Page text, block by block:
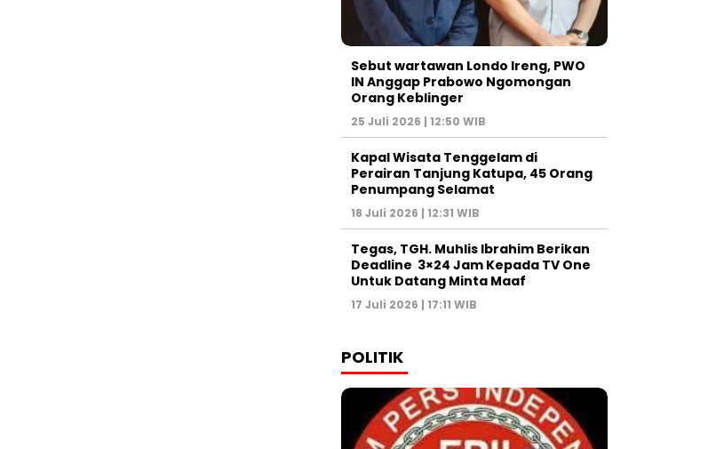
Sebut wartawan Londo Ireng, PWO
IN Anggap Prabowo Ngomongan
Orang Keblinger
25 Juli 2026 | 12:50 WIB
Kapal Wisata Tenggelam di
Perairan Tanjung Katupa, 45 Orang
Penumpang Selamat
18 Juli 2026 | 12:31 WIB
Tegas, TGH. Muhlis Ibrahim Berikan
Deadline 3×24 Jam Kepada TV One
Untuk Datang Minta Maaf
17 Juli 2026 | 17:11 WIB
POLITIK